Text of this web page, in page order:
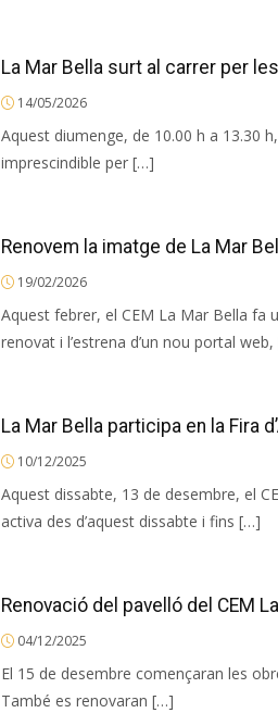
La Mar Bella surt al carrer per
14/05/2026
Aquest diumenge, de 10.00 h a 13.30
imprescindible per […]
Renovem la imatge de La Mar
19/02/2026
Aquest febrer, el CEM La Mar Bella fa
renovat i l’estrena d’un nou portal
La Mar Bella participa en la Fira
10/12/2025
Aquest dissabte, 13 de desembre, el
activa des d’aquest dissabte i fins […]
Renovació del pavelló del CEM
04/12/2025
El 15 de desembre començaran les
També es renovaran […]